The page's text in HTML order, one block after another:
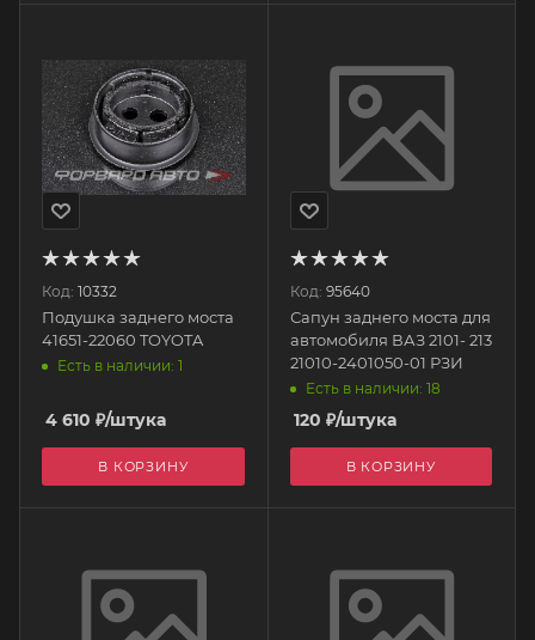
Код: 10332
Подушка заднего моста
41651-22060 TOYOTA
Есть в наличии: 1
4 610 ₽/штука
В КОРЗИНУ
Код: 95640
Сапун заднего моста для
автомобиля ВАЗ 2101- 213
21010-2401050-01 РЗИ
Есть в наличии: 18
120 ₽/штука
В КОРЗИНУ